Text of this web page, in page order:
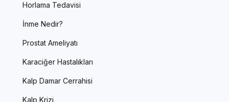
Horlama Tedavisi
İnme Nedir?
Prostat Ameliyatı
Karaciğer Hastalıkları
Kalp Damar Cerrahisi
Kalp Krizi